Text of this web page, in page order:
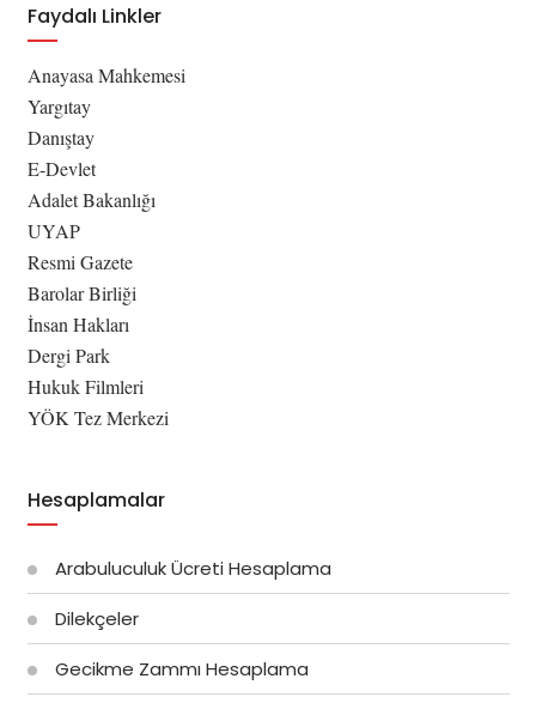
Faydalı Linkler
Anayasa Mahkemesi
Yargıtay
Danıştay
E-Devlet
Adalet Bakanlığı
UYAP
Resmi Gazete
Barolar Birliği
İnsan Hakları
Dergi Park
Hukuk Filmleri
YÖK Tez Merkezi
Hesaplamalar
Arabuluculuk Ücreti Hesaplama
Dilekçeler
Gecikme Zammı Hesaplama